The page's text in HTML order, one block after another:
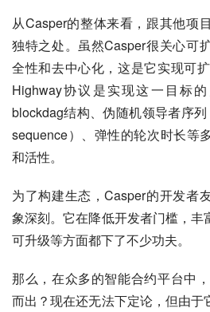
从Casper的整体来看，跟其他项
独特之处。虽然Casper很关心可
全性和去中心化，这是它实现可
Highway协议是实现这一目标的
blockdag结构、伪随机领导者序
sequence）、弹性的轮次时长等
和活性。
为了构建生态，Casper的开发者
象深刻。它在降低开发者门槛，
可升级等方面都下了不少功夫。
那么，在众多的智能合约平台中
而出？现在还无法下定论，但由